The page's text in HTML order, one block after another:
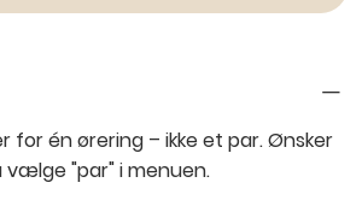
forénørering – ikke et par. Ønsker
vælge "par" i menuen.